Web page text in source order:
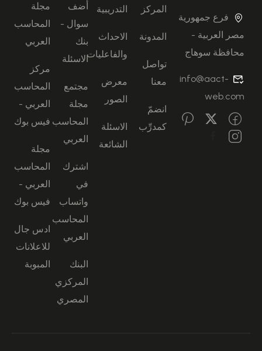
فرع جمهورية
مصر العربية -
محافظة سوهاج
info@aact-
web.com
المركز
المدونة
تواصل
معنا
انضمّ
كمدرِّب
التدريبية
الاحداث
والفاعليات
معرض
الصور
الاسئلة
الشائعة
أضف
سوال -
بنك
الاسئلة
مجتمع
مجلة
المحاسب
العربي
اشترك
في
واتساب
المحاسب
العربي
البنك
المركزي
المصري
مجلة
المحاسب
العربي
مركز
المحاسب
العربي -
فيس بوك
مجلة
المحاسب
العربي -
فيس بوك
ادس جال
للاعلانات
المبوبة